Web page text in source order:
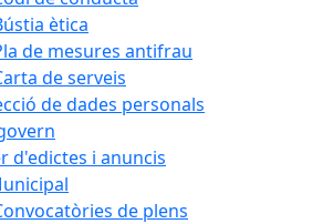
ètica
de mesures antifrau
de serveis
de dades personals
d'edictes i anuncis
de plens